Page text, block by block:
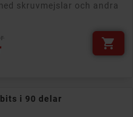
skruvmejslar och andra

i 90 delar